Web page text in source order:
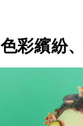
色彩繽紛